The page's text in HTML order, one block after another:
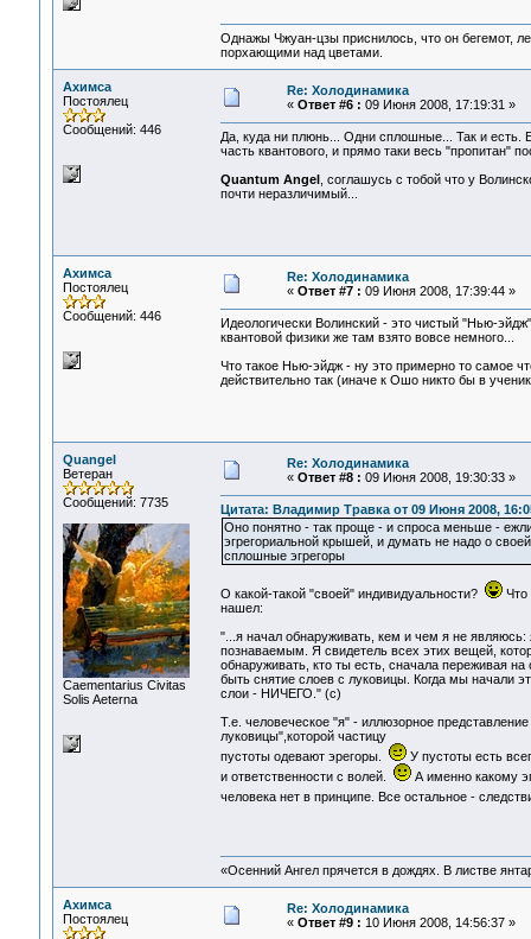
Однажы Чжуан-цзы приснилось, что он бегемот,
порхающими над цветами.
Ахимса
Постоялец
Сообщений: 446
Re: Холодинамика
« Ответ #6 : 09 Июня 2008, 17:19:31 »
Да, куда ни плюнь... Одни сплошные... Так и есть.
часть квантового, и прямо таки весь "пропитан"
Quantum Angel
, соглашусь с тобой что у
почти неразличимый...
Ахимса
Постоялец
Сообщений: 446
Re: Холодинамика
« Ответ #7 : 09 Июня 2008, 17:39:44 »
Идеологически Волинский - это чистый "Нью-
квантовой физики же там взято вовсе немного...
Что такое Нью-эйдж - ну это примерно то самое
действительно так (иначе к Ошо никто бы в
Quangel
Ветеран
Сообщений: 7735
Сaementarius Civitas
Solis Aeterna
Re: Холодинамика
« Ответ #8 : 09 Июня 2008, 19:30:33 »
Цитата: Владимир Травка от 09 Июня 2008,
Оно понятно - так проще - и спроса меньше -
эгрегориальной крышей, и думать не надо о
сплошные эгрегоры
О какой-такой "своей" индивидуальности?
Что
нашел:
"...я начал обнаруживать, кем и чем я не
познаваемым. Я свидетель всех этих вещей,
обнаруживать, кто ты есть, сначала переживая
быть снятие слоев с луковицы. Когда мы начали
слои - НИЧЕГО." (с)
Т.е. человеческое "я" - иллюзорное
луковицы",которой частицу
пустоты одевают эрегоры.
У пустоты есть
и ответственности с волей.
А именно какому
человека нет в принципе. Все остальное -
«Осенний Ангел прячется в дождях. В листве
Ахимса
Постоялец
Re: Холодинамика
« Ответ #9 : 10 Июня 2008, 14:56:37 »